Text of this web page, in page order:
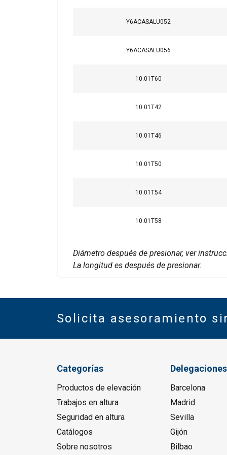
Y6ACASALU052
Y6ACASALU056
10.01T60
10.01T42
10.01T46
10.01T50
10.01T54
10.01T58
Diámetro después de presionar, ver
La longitud es después de presionar.
Solicita asesoramiento
Categorías
Productos de elevación
Trabajos en altura
Seguridad en altura
Catálogos
Sobre nosotros
Delegaciones
Barcelona
Madrid
Sevilla
Gijón
Bilbao